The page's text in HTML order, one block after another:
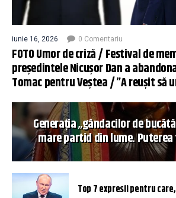
iunie 16, 2026 0 Comentariu
FOTO Umor de criză / Festival de
președintele Nicușor Dan a
Tomac pentru Veștea / ”A reușit să
Generația „gândacilor de
mare partid din lume.
Top 7 expresii pentru